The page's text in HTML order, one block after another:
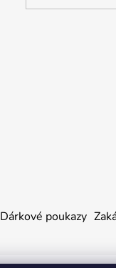
Dárkové poukazy